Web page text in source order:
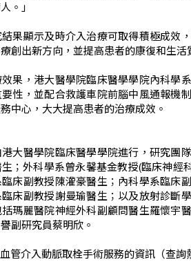
。」
果顯示及時介入治療可取得積極成效
創出新方向，並提高患者的康復和生活
果，港大醫學院臨床醫學學院內科學
性，並配合救護車院前腦中風通報機
中心，大大提高患者的治療成效。
大醫學院臨床醫學學院進行，研究團
；外科學系曾永馨基金教授(臨床神經
床副教授陳灌豪醫生；內科學系臨床
床副教授謝曼瑜醫生；以及放射診斷
瑪麗醫院神經外科副顧問醫生羅懷宇
副研究員蔡明欣。
管介入動脈取栓手術服務的資訊（查詢